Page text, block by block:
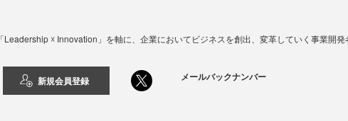
「Leadership ☓ Innovation」を軸に、企業においてビジネスを創出、変革していく事業開発
新規会員登録 メールバックナンバー